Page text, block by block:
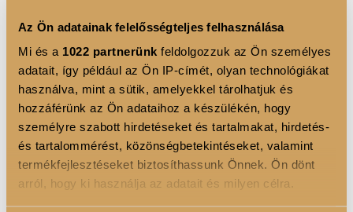
Az Ön adatainak felelősségteljes felhasználása
Mi és a 1022 partnerünk feldolgozzuk az Ön személyes
adatait, így például az Ön IP-címét, olyan technológiákat
használva, mint a sütik, amelyekkel tárolhatjuk és
hozzáférünk az Ön adataihoz a készülékén, hogy
személyre szabott hirdetéseket és tartalmakat, hirdetés-
és tartalommérést, közönségbetekintéseket, valamint
termékfejlesztéseket biztosíthassunk Önnek. Ön dönt
arról, hogy ki használja az adatait és milyen célra.
Elkészítés:
A padlizsánt és a cukkinit enyhén sózd be, és hagyd állni
10 percig, hogy kiengedje a levét, majd töröld szárazra.
Egy hőálló tál aljára rétegezd a főtt hajdina felét, majd
jöhet rá a padlizsán, a cukkini, a paradicsom, és végül
fűszerezd ízlés szerint.
Rétegezd tovább a maradék hozzávalókkal, a tetejére